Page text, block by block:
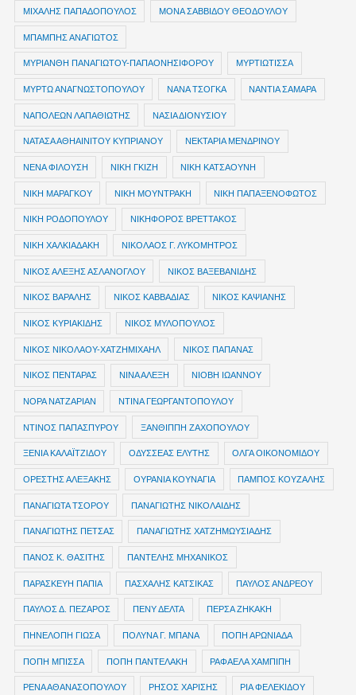
ΜΙΧΑΛΗΣ ΠΑΠΑΔΟΠΟΥΛΟΣ ΜΟΝΑ ΣΑΒΒΙΔΟΥ ΘΕΟΔΟΥΛΟΥ
ΜΠΑΜΠΗΣ ΑΝΑΓΙΩΤΟΣ
ΜΥΡΙΑΝΘΗ ΠΑΝΑΓΙΩΤΟΥ-ΠΑΠΑΟΝΗΣΙΦΟΡΟΥ ΜΥΡΤΙΩΤΙΣΣΑ
ΜΥΡΤΩ ΑΝΑΓΝΩΣΤΟΠΟΥΛΟΥ ΝΑΝΑ ΤΣΟΓΚΑ ΝΑΝΤΙΑ ΣΑΜΑΡΑ
ΝΑΠΟΛΕΩΝ ΛΑΠΑΘΙΩΤΗΣ ΝΑΣΙΑ ΔΙΟΝΥΣΙΟΥ
ΝΑΤΑΣΑ ΑΘΗΑΙΝΙΤΟΥ ΚΥΠΡΙΑΝΟΥ ΝΕΚΤΑΡΙΑ ΜΕΝΔΡΙΝΟΥ
ΝΕΝΑ ΦΙΛΟΥΣΗ ΝΙΚΗ ΓΚΙΖΗ ΝΙΚΗ ΚΑΤΣΑΟΥΝΗ
ΝΙΚΗ ΜΑΡΑΓΚΟΥ ΝΙΚΗ ΜΟΥΝΤΡΑΚΗ ΝΙΚΗ ΠΑΠΑΞΕΝΟΦΩΤΟΣ
ΝΙΚΗ ΡΟΔΟΠΟΥΛΟΥ ΝΙΚΗΦΟΡΟΣ ΒΡΕΤΤΑΚΟΣ
ΝΙΚΗ ΧΑΛΚΙΑΔΑΚΗ ΝΙΚΟΛΑΟΣ Γ. ΛΥΚΟΜΗΤΡΟΣ
ΝΙΚΟΣ ΑΛΕΞΗΣ ΑΣΛΑΝΟΓΛΟΥ ΝΙΚΟΣ ΒΑΞΕΒΑΝΙΔΗΣ
ΝΙΚΟΣ ΒΑΡΑΛΗΣ ΝΙΚΟΣ ΚΑΒΒΑΔΙΑΣ ΝΙΚΟΣ ΚΑΨΙΑΝΗΣ
ΝΙΚΟΣ ΚΥΡΙΑΚΙΔΗΣ ΝΙΚΟΣ ΜΥΛΟΠΟΥΛΟΣ
ΝΙΚΟΣ ΝΙΚΟΛΑΟΥ-ΧΑΤΖΗΜΙΧΑΗΛ ΝΙΚΟΣ ΠΑΠΑΝΑΣ
ΝΙΚΟΣ ΠΕΝΤΑΡΑΣ ΝΙΝΑ ΑΛΕΞΗ ΝΙΟΒΗ ΙΩΑΝΝΟΥ
ΝΟΡΑ ΝΑΤΖΑΡΙΑΝ ΝΤΙΝΑ ΓΕΩΡΓΑΝΤΟΠΟΥΛΟΥ
ΝΤΙΝΟΣ ΠΑΠΑΣΠΥΡΟΥ ΞΑΝΘΙΠΠΗ ΖΑΧΟΠΟΥΛΟΥ
ΞΕΝΙΑ ΚΑΛΑΪΤΖΙΔΟΥ ΟΔΥΣΣΕΑΣ ΕΛΥΤΗΣ ΟΛΓΑ ΟΙΚΟΝΟΜΙΔΟΥ
ΟΡΕΣΤΗΣ ΑΛΕΞΑΚΗΣ ΟΥΡΑΝΙΑ ΚΟΥΝΑΓΙΑ ΠΑΜΠΟΣ ΚΟΥΖΑΛΗΣ
ΠΑΝΑΓΙΩΤΑ ΤΣΟΡΟΥ ΠΑΝΑΓΙΩΤΗΣ ΝΙΚΟΛΑΙΔΗΣ
ΠΑΝΑΓΙΩΤΗΣ ΠΕΤΣΑΣ ΠΑΝΑΓΙΩΤΗΣ ΧΑΤΖΗΜΩΥΣΙΑΔΗΣ
ΠΑΝΟΣ Κ. ΘΑΣΙΤΗΣ ΠΑΝΤΕΛΗΣ ΜΗΧΑΝΙΚΟΣ
ΠΑΡΑΣΚΕΥΗ ΠΑΠΙΑ ΠΑΣΧΑΛΗΣ ΚΑΤΣΙΚΑΣ ΠΑΥΛΟΣ ΑΝΔΡΕΟΥ
ΠΑΥΛΟΣ Δ. ΠΕΖΑΡΟΣ ΠΕΝΥ ΔΕΛΤΑ ΠΕΡΣΑ ΖΗΚΑΚΗ
ΠΗΝΕΛΟΠΗ ΓΙΩΣΑ ΠΟΛΥΝΑ Γ. ΜΠΑΝΑ ΠΟΠΗ ΑΡΩΝΙΑΔΑ
ΠΟΠΗ ΜΠΙΣΣΑ ΠΟΠΗ ΠΑΝΤΕΛΑΚΗ ΡΑΦΑΕΛΑ ΧΑΜΠΙΠΗ
ΡΕΝΑ ΑΘΑΝΑΣΟΠΟΥΛΟΥ ΡΗΣΟΣ ΧΑΡΙΣΗΣ ΡΙΑ ΦΕΛΕΚΙΔΟΥ